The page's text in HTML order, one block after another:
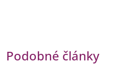
Podobné články